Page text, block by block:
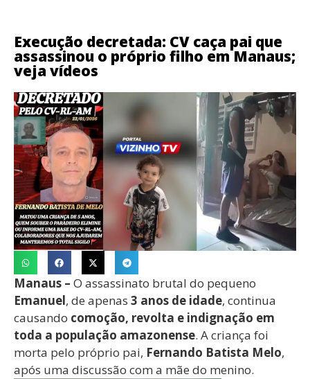
Execução decretada: CV caça pai que
assassinou o próprio filho em Manaus;
veja vídeos
Manaus – O assassinato brutal do pequeno
Emanuel, de apenas 3 anos de idade, continua
causando comoção, revolta e indignação em
toda a população amazonense. A criança foi
morta pelo próprio pai, Fernando Batista Melo,
após uma discussão com a mãe do menino.